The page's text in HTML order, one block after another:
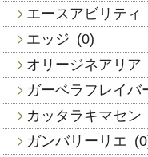
エースアビリティ
エッジ (0)
オリージネアリア
ガーベラフレイバ
カッタラキマセン
ガンバリーリエ